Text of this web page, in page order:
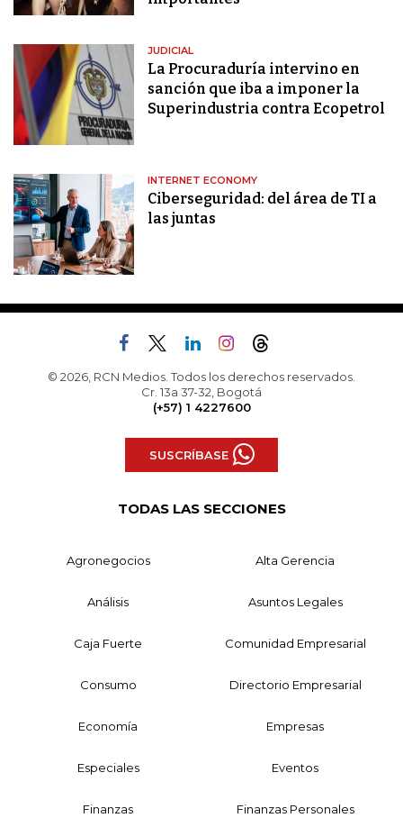
JUDICIAL
La Procuraduría intervino en
sanción que iba a imponer la
Superindustria contra Ecopetrol
INTERNET ECONOMY
Ciberseguridad: del área de TI a
las juntas
© 2026, RCN Medios. Todos los derechos reservados.
Cr. 13a 37-32, Bogotá
(+57) 1 4227600
SUSCRÍBASE
TODAS LAS SECCIONES
Agronegocios Alta Gerencia
Análisis Asuntos Legales
Caja Fuerte Comunidad Empresarial
Consumo Directorio Empresarial
Economía Empresas
Especiales Eventos
Finanzas Finanzas Personales